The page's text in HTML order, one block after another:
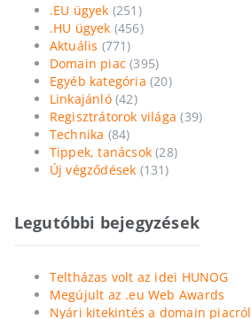
.EU ügyek (251)
.HU ügyek (456)
Aktuális (771)
Domain piac (395)
Egyéb kategória (20)
Linkajánló(42)
Regisztrátorok világa (39)
Technika (84)
Tippek, tanácsok (28)
Új végződések (131)
Legutóbbi bejegyzések
Teltházas volt az idei HUNOG
Megújult az .eu Web Awards
Nyári kitekintés a domain piacról